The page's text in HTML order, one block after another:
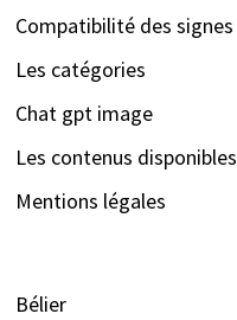
Compatibilité des signes
Les catégories
Chat gpt image
Les contenus disponibles
Mentions légales
Bélier